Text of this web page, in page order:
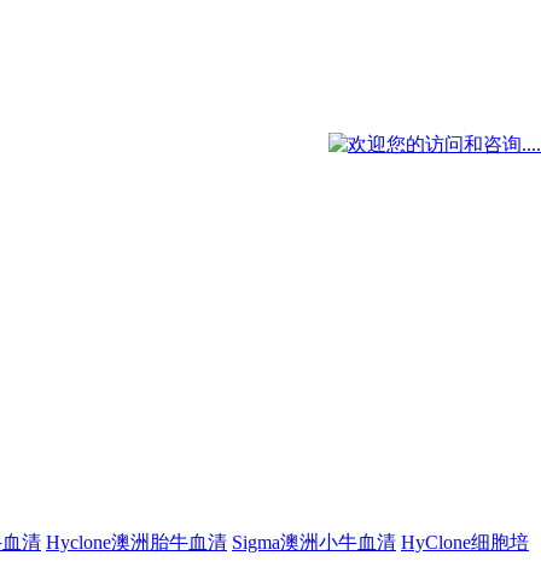
血清 Hyclone澳洲胎牛血清 Sigma澳洲小牛血清 HyClone细胞培